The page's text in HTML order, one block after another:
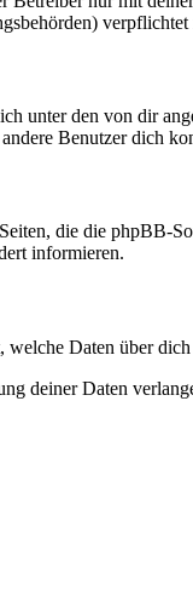
unter den von dir
Benutzer dich
die die phpBB-
informieren.
Daten über dich
deiner Daten